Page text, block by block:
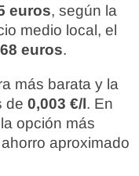
euros, según la
medio local, el
euros.
más barata y la
de 0,003 €/l. En
opción más
aproximado